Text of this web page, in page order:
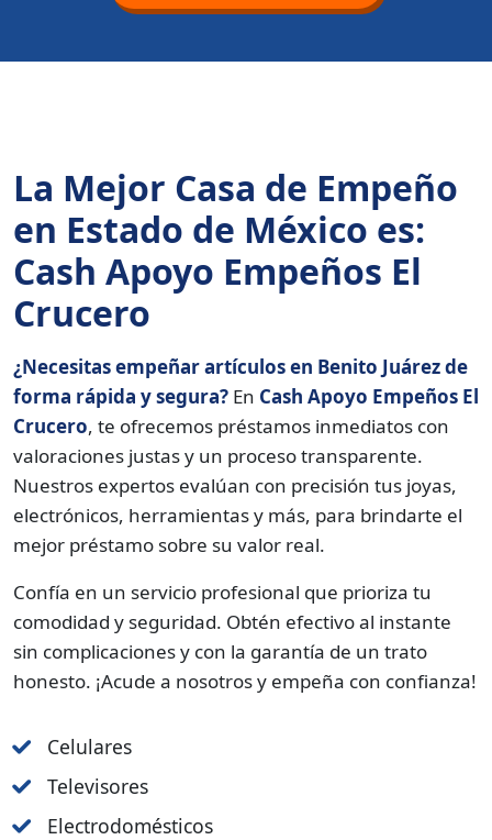
La Mejor Casa de Empeño
en Estado de México es:
Cash Apoyo Empeños El
Crucero
¿Necesitas empeñar artículos en Benito Juárez de
forma rápida y segura? En Cash Apoyo Empeños El
Crucero, te ofrecemos préstamos inmediatos con
valoraciones justas y un proceso transparente.
Nuestros expertos evalúan con precisión tus joyas,
electrónicos, herramientas y más, para brindarte el
mejor préstamo sobre su valor real.
Confía en un servicio profesional que prioriza tu
comodidad y seguridad. Obtén efectivo al instante
sin complicaciones y con la garantía de un trato
honesto. ¡Acude a nosotros y empeña con confianza!
Celulares
Televisores
Electrodomésticos